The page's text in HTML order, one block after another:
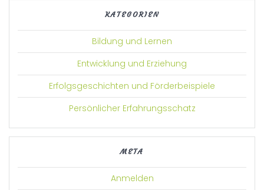
KATEGORIEN
Bildung und Lernen
Entwicklung und Erziehung
Erfolgsgeschichten und Förderbeispiele
Persönlicher Erfahrungsschatz
META
Anmelden